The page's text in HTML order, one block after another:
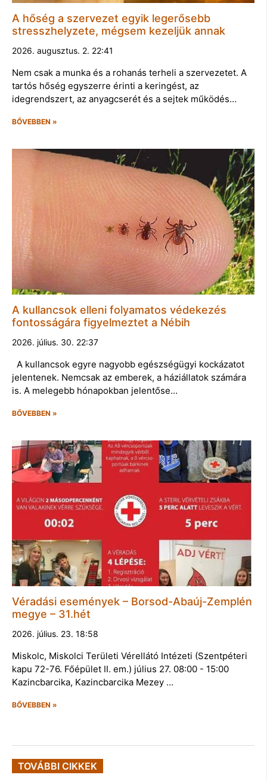
A hőség a szervezet egyik legerősebb
stresszhelyzete, mégsem kezeljük annak
2026. augusztus. 2. 22:41
Nem csak a munka és a rohanás terheli a szervezetet. A
tartós hőség egyszerre érinti a keringést, az
idegrendszert, az anyagcserét és a sejtek működés…
BŐVEBBEN »
A kullancsok elleni folyamatos védekezés
fontosságára figyelmeztet a Nébih
2026. július. 30. 22:37
A kullancsok egyre nagyobb egészségügyi kockázatot
jelentenek. Nemcsak az emberek, a háziállatok számára
is. A melegebb hónapokban jelentőse…
BŐVEBBEN »
Véradási események – Borsod-Abaúj-Zemplén
megye – 31.hét
2026. július. 23. 18:58
Miskolc, Miskolci Területi Vérellátó Intézeti (Szentpéteri
kapu 72-76. Főépület II. em.) július 27. 08:00 - 15:00
Kazincbarcika, Kazincbarcika Mezey …
BŐVEBBEN »
TOVÁBBI CIKKEK